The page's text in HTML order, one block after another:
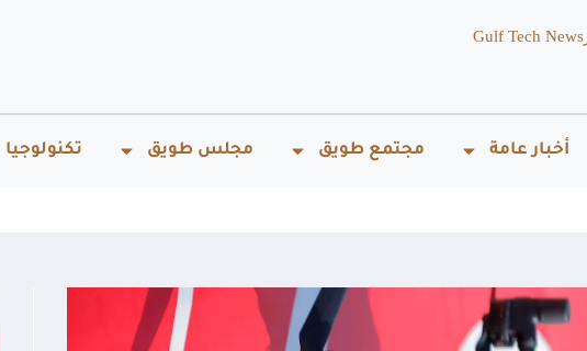
Gulf Tech News
أخبار عامة مجتمع طويق مجلس طويق تكنولوجيا